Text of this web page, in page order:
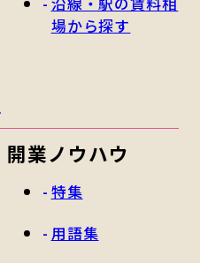
場から探す
開業ノウハウ
特集
用語集